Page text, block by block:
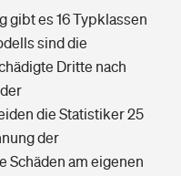
gibt es 16 Typklassen
sind die
Dritte nach
die Statistiker 25
der
Schäden am eigenen